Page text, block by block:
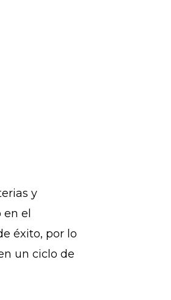
y
el
éxito, por lo
un ciclo de